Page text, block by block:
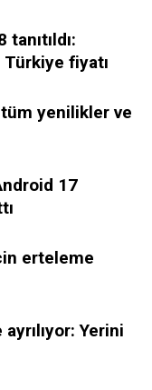
fiyatı
tüm yenilikler ve
17
erteleme
Yerini